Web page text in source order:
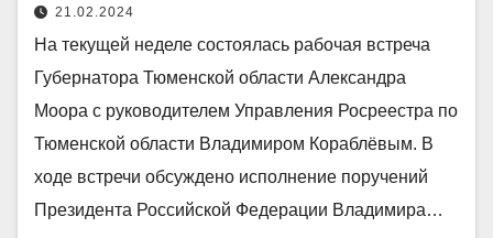
21.02.2024
На текущей неделе состоялась рабочая встреча
Губернатора Тюменской области Александра
Моора с руководителем Управления Росреестра по
Тюменской области Владимиром Кораблёвым. В
ходе встречи обсуждено исполнение поручений
Президента Российской Федерации Владимира…